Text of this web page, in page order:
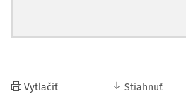
Vytlačiť Stiahnuť